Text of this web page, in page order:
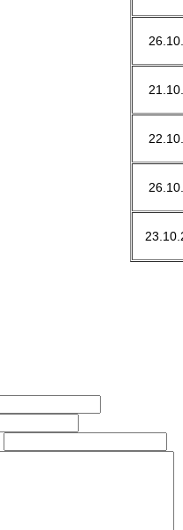
26.10.
21.10.
22.10.
26.10.